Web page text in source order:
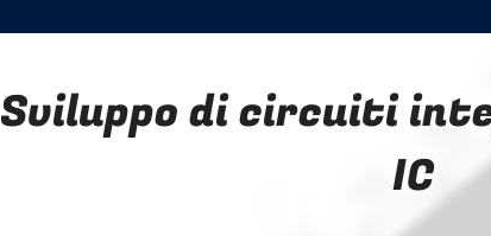
Sviluppo di circuiti
IC